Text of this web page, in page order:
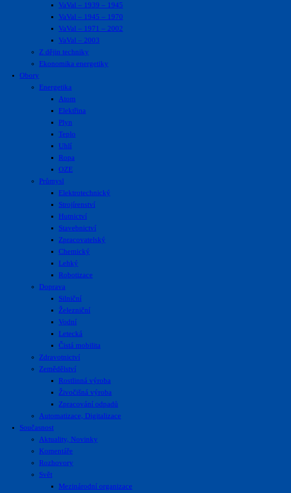
VaVal – 1939 – 1945
VaVal – 1945 – 1970
VaVal – 1971 – 2002
VaVal – 2003
Z dějin techniky
Ekonomika energetiky
Obory
Energetika
Atom
Elektřina
Plyn
Teplo
Uhlí
Ropa
OZE
Průmysl
Elektrotechnický
Strojírenství
Hutnictví
Stavebnictví
Zpracovatelský
Chemický
Lehký
Robotizace
Doprava
Silniční
Železniční
Vodní
Letecká
Čistá mobilita
Zdravotnictví
Zemědělství
Rostlinná výroba
Živočišná výroba
Zpracování odpadů
Automatizace, Digitalizace
Současnost
Aktuality, Novinky
Komentáře
Rozhovory
Svět
Mezinárodní organizace